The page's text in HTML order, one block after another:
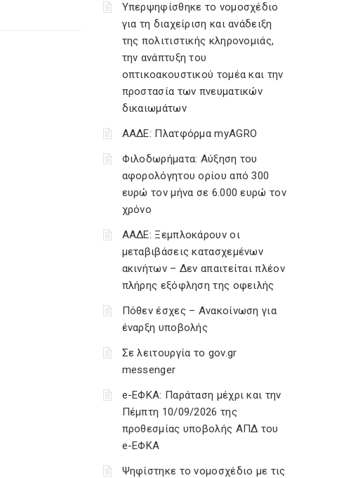
Υπερψηφίσθηκε το νομοσχέδιο
για τη διαχείριση και ανάδειξη
της πολιτιστικής κληρονομιάς,
την ανάπτυξη του
οπτικοακουστικού τομέα και την
προστασία των πνευματικών
δικαιωμάτων
ΑΑΔΕ: Πλατφόρμα myAGRO
Φιλοδωρήματα: Αύξηση του
αφορολόγητου ορίου από 300
ευρώ τον μήνα σε 6.000 ευρώ τον
χρόνο
ΑΑΔΕ: Ξεμπλοκάρουν οι
μεταβιβάσεις κατασχεμένων
ακινήτων – Δεν απαιτείται πλέον
πλήρης εξόφληση της οφειλής
Πόθεν έσχες – Ανακοίνωση για
έναρξη υποβολής
Σε λειτουργία το gov.gr
messenger
e-ΕΦΚΑ: Παράταση μέχρι και την
Πέμπτη 10/09/2026 της
προθεσμίας υποβολής ΑΠΔ του
e-ΕΦΚΑ
Ψηφίστηκε το νομοσχέδιο με τις